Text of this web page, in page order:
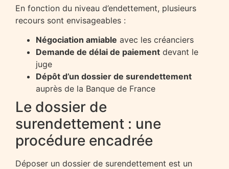
En fonction du niveau d’endettement, plusieurs
recours sont envisageables :
Négociation amiable avec les créanciers
Demande de délai de paiement devant le
juge
Dépôt d’un dossier de surendettement
auprès de la Banque de France
Le dossier de
surendettement : une
procédure encadrée
Déposer un dossier de surendettement est un